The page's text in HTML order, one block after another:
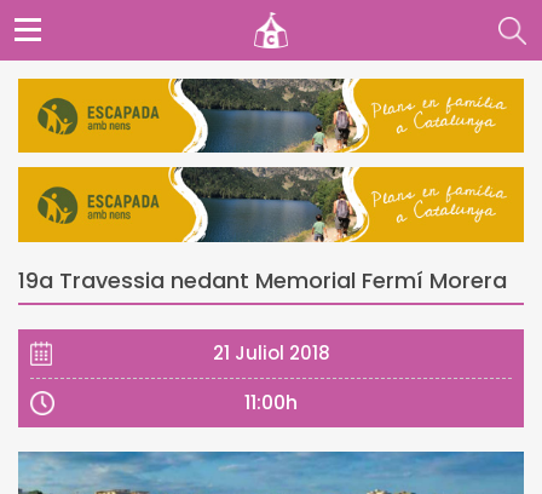
19a Travessia nedant Memorial Fermí Morera
21 Juliol 2018
11:00h